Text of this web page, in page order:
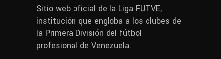
Sitio web oficial de la Liga FUTVE,
institución que engloba a los clubes de
la Primera División del fútbol
profesional de Venezuela.